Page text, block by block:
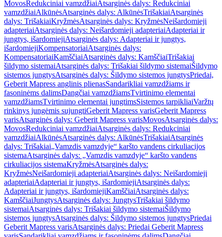
MovosRedukciniai vamzdžiaiAtsarginės dalys: Redukciniai
vamzdžiaiAlkūnėsAtsarginės dalys: AlkūnėsTrišakiaiAtsarginės
dalys: TrišakiaiKryžmėsAtsarginės dalys: KryžmėsNeišardomieji
adapteriaiAtsarginės dalys: Neišardomieji adapteriaiAdapteriai ir
jungtys, išardomiejiAtsarginės dalys: Adapteriai ir jungtys,
išardomiejiKompensatoriaiAtsarginės dalys:
KompensatoriaiKamščiaiAtsarginės dalys: KamščiaiTrišakiai
šildymo sistemaiAtsarginės dalys: Trišakiai šildymo sistemaiŠildymo
sistemos jungtysAtsarginės dalys: Šildymo sistemos jungtysPriedai,
Geberit Mapress anglinis plienasSandarikliai vamzdžiams ir
fasoninėms dalimsDangčiai vamzdžiamsTvirtinimo elementai
vamzdžiamsTvirtinimo elementai jungtimsSistemos tarpikliaiVaržtų
rinkinys jungėmis sujungtiGeberit Mapress varisGeberit Mapress
varisAtsarginės dalys: Geberit Mapress varisMovosAtsarginės dalys:
MovosRedukciniai vamzdžiaiAtsarginės dalys: Redukciniai
vamzdžiaiAlkūnėsAtsarginės dalys: AlkūnėsTrišakiaiAtsarginės
dalys: Trišakiai„Vamzdis vamzdyje“ karšto vandens cirkuliacijos
sistemaAtsarginės dalys: „Vamzdis vamzdyje“ karšto vandens
cirkuliacijos sistemaKryžmėsAtsarginės dalys:
KryžmėsNeišardomieji adapteriaiAtsarginės dalys: Neišardomieji
adapteriaiAdapteriai ir jungtys, išardomiejiAtsarginės dalys:
Adapteriai ir jungtys, išardomiejiKamščiaiAtsarginės dalys:
KamščiaiJungtysAtsarginės dalys: JungtysTrišakiai šildymo
sistemaiAtsarginės dalys: Trišakiai šildymo sistemaiŠildymo
sistemos jungtysAtsarginės dalys: Šildymo sistemos jungtysPriedai
Geberit Mapress varisAtsarginės dalys: Priedai Geberit Mapress